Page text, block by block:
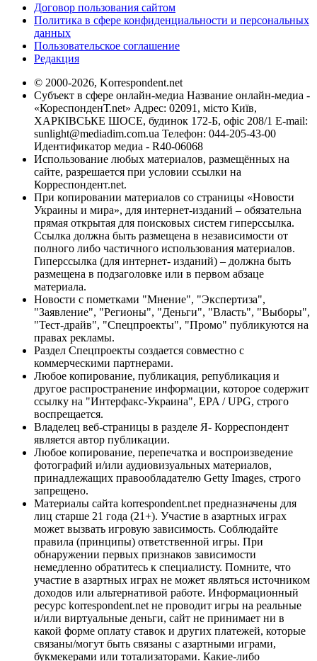
Договор пользования сайтом
Политика в сфере конфиденциальности и персональных
данных
Пользовательское соглашение
Редакция
© 2000-2026, Korrespondent.net
Субъект в сфере онлайн-медиа Название онлайн-медиа -
«КореспонденТ.net» Адрес: 02091, місто Київ,
ХАРКІВСЬКЕ ШОСЕ, будинок 172-Б, офіс 208/1 E-mail:
sunlight@mediadim.com.ua Телефон: 044-205-43-00
Идентификатор медиа - R40-06068
Использование любых материалов, размещённых на
сайте, разрешается при условии ссылки на
Корреспондент.net.
При копировании материалов со страницы «Новости
Украины и мира», для интернет-изданий – обязательна
прямая открытая для поисковых систем гиперссылка.
Ссылка должна быть размещена в независимости от
полного либо частичного использования материалов.
Гиперссылка (для интернет- изданий) – должна быть
размещена в подзаголовке или в первом абзаце
материала.
Новости с пометками "Мнение", "Экспертиза",
"Заявление", "Регионы", "Деньги", "Власть", "Выборы",
"Тест-драйв", "Спецпроекты", "Промо" публикуются на
правах рекламы.
Раздел Спецпроекты создается совместно с
коммерческими партнерами.
Любое копирование, публикация, републикация и
другое распространение информации, которое содержит
ссылку на "Интерфакс-Украина", EPA / UPG, строго
воспрещается.
Владелец веб-страницы в разделе Я- Корреспондент
является автор публикации.
Любое копирование, перепечатка и воспроизведение
фотографий и/или аудиовизуальных материалов,
принадлежащих правообладателю Getty Images, строго
запрещено.
Материалы сайта korrespondent.net предназначены для
лиц старше 21 года (21+). Участие в азартных играх
может вызвать игровую зависимость. Соблюдайте
правила (принципы) ответственной игры. При
обнаружении первых признаков зависимости
немедленно обратитесь к специалисту. Помните, что
участие в азартных играх не может являться источником
доходов или альтернативой работе. Информационный
ресурс korrespondent.net не проводит игры на реальные
и/или виртуальные деньги, сайт не принимает ни в
какой форме оплату ставок и других платежей, которые
связаны/могут быть связаны с азартными играми,
букмекерами или тотализаторами. Какие-либо